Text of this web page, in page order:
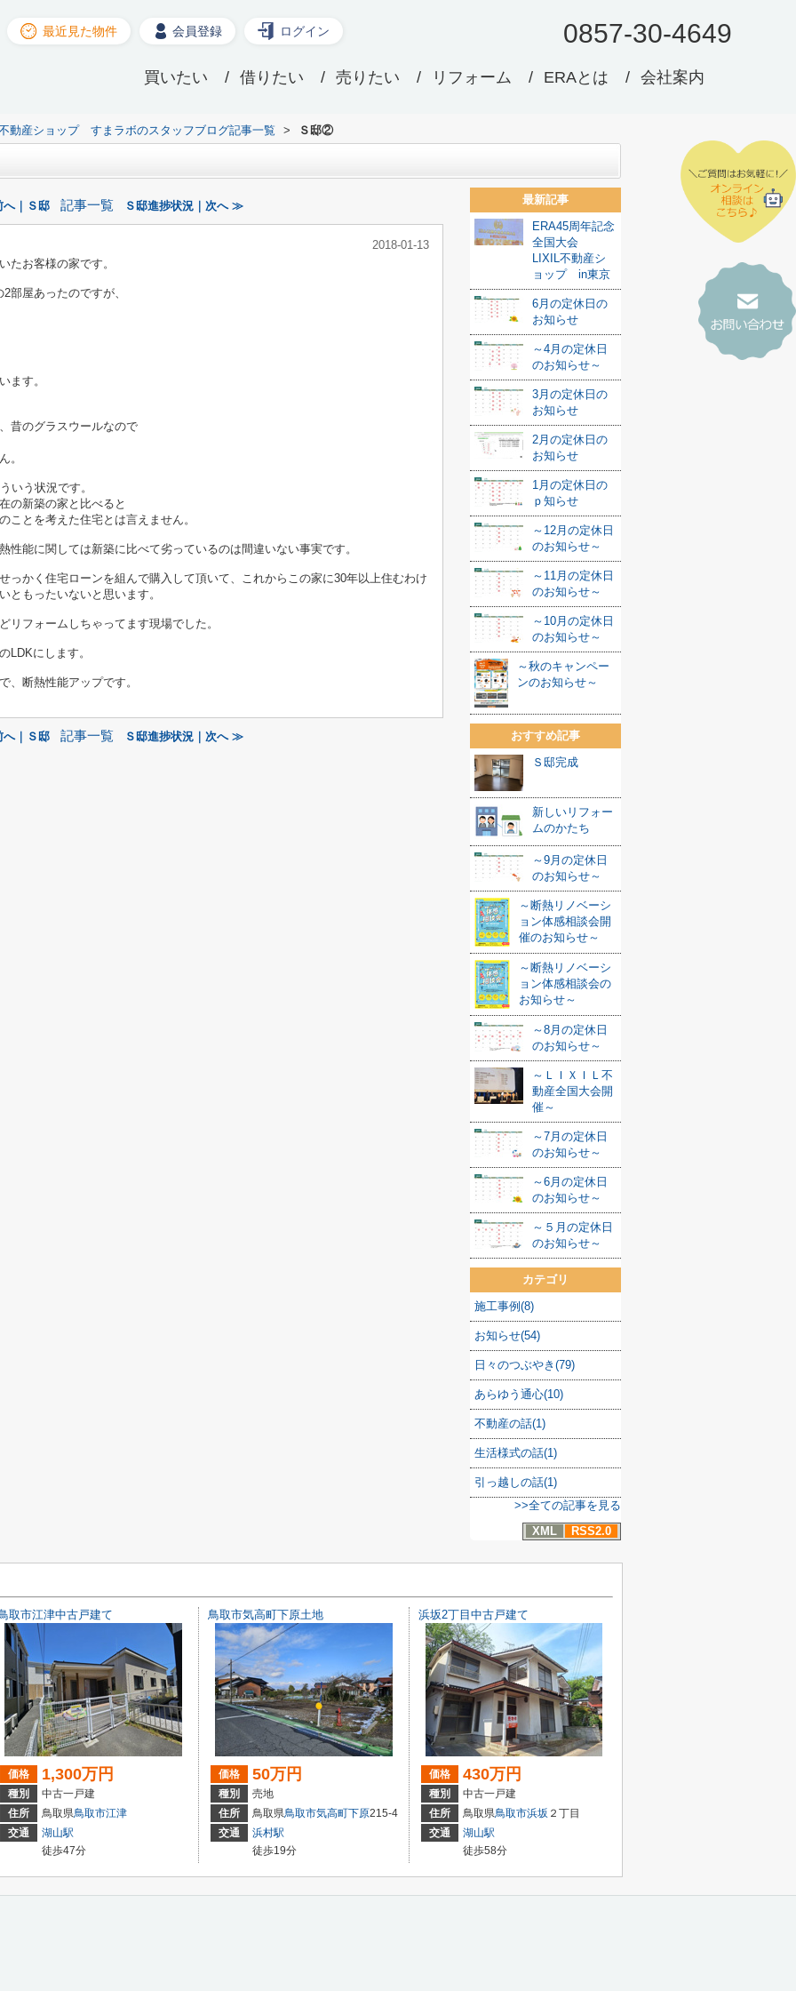
最近見た物件 会員登録 ログイン 0857-30-4649
買いたい 借りたい 売りたい リフォーム ERAとは 会社案内
動産ショップ すまラボのスタッフブログ記事一覧 > Ｓ邸②
｜Ｓ邸 記事一覧 Ｓ邸進捗状況｜次へ ≫
2018-01-13
たお客様の家です。
部屋あったのですが、
ます。
昔のグラスウールなので
。
いう状況です。
の新築の家と比べると
ことを考えた住宅とは言えません。
性能に関しては新築に比べて劣っているのは間違いない事実です。
っかく住宅ローンを組んで購入して頂いて、これからこの家に30年以上住むわけ
ともったいないと思います。
リフォームしちゃってます現場でした。
LDKにします。
、断熱性能アップです。
｜Ｓ邸 記事一覧 Ｓ邸進捗状況｜次へ ≫
最新記事
ERA45周年記念
全国大会
LIXIL不動産シ
ョップ in東京
6月の定休日の
お知らせ
～4月の定休日
のお知らせ～
3月の定休日の
お知らせ
2月の定休日の
お知らせ
1月の定休日の
ｐ知らせ
～12月の定休日
のお知らせ～
～11月の定休日
のお知らせ～
～10月の定休日
のお知らせ～
～秋のキャンペー
ンのお知らせ～
おすすめ記事
Ｓ邸完成
新しいリフォー
ムのかたち
～9月の定休日
のお知らせ～
～断熱リノベーシ
ョン体感相談会開
催のお知らせ～
～断熱リノベーシ
ョン体感相談会の
お知らせ～
～8月の定休日
のお知らせ～
～ＬＩＸＩＬ不
動産全国大会開
催～
～7月の定休日
のお知らせ～
～6月の定休日
のお知らせ～
～５月の定休日
のお知らせ～
カテゴリ
施工事例(8)
お知らせ(54)
日々のつぶやき(79)
あらゆう通心(10)
不動産の話(1)
生活様式の話(1)
引っ越しの話(1)
>>全ての記事を見る
XML
RSS2.0
取市江津中古戸建て
価格 1,300万円
種別
中古一戸建
住所
鳥取県鳥取市江津
交通
湖山駅
徒歩47分
鳥取市気高町下原土地
価格 50万円
種別
売地
住所
鳥取県鳥取市気高町下原215-4
交通
浜村駅
徒歩19分
浜坂2丁目中古戸建て
価格 430万円
種別
中古一戸建
住所
鳥取県鳥取市浜坂 ２丁目
交通
湖山駅
徒歩58分